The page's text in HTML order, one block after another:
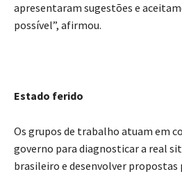
apresentaram sugestões e
possível”, afirmou.
Estado ferido
Os grupos de trabalho atuam em
governo para diagnosticar a real
brasileiro e desenvolver propostas